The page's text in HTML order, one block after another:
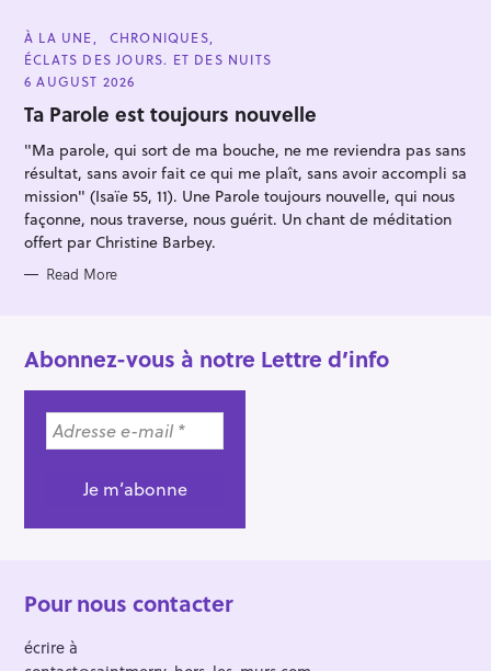
C
A
T
E
O
R
E
À LA UNE
CHRONIQUES
ÉCLATS DES JOURS. ET DES NUITS
6 AUGUST 2026
Ta Parole est toujours nouvelle
"Ma parole, qui sort de ma bouche, ne me reviendra pas sans
résultat, sans avoir fait ce qui me plaît, sans avoir accompli sa
mission" (Isaïe 55, 11). Une Parole toujours nouvelle, qui nous
façonne, nous traverse, nous guérit. Un chant de méditation
offert par Christine Barbey.
Read More
Abonnez-vous à notre Lettre d’info
Pour nous contacter
écrire à
o
r